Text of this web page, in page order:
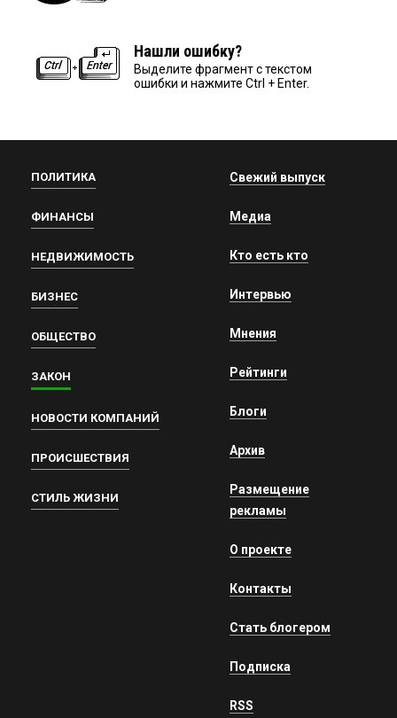
Нашли ошибку?
Выделите фрагмент с текстом
ошибки и нажмите Ctrl + Enter.
ПОЛИТИКА
ФИНАНСЫ
НЕДВИЖИМОСТЬ
БИЗНЕС
ОБЩЕСТВО
ЗАКОН
НОВОСТИ КОМПАНИЙ
ПРОИСШЕСТВИЯ
СТИЛЬ ЖИЗНИ
Свежий выпуск
Медиа
Кто есть кто
Интервью
Мнения
Рейтинги
Блоги
Архив
Размещение
рекламы
О проекте
Контакты
Стать блогером
Подписка
RSS